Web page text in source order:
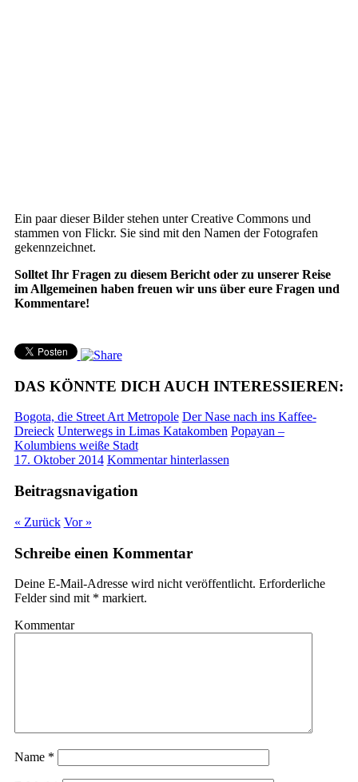
Ein paar dieser Bilder stehen unter Creative Commons und
stammen von Flickr. Sie sind mit den Namen der Fotografen
gekennzeichnet.
Solltet Ihr Fragen zu diesem Bericht oder zu unserer Reise
im Allgemeinen haben freuen wir uns über eure Fragen und
Kommentare!
DAS KÖNNTE DICH AUCH INTERESSIEREN:
Bogota, die Street Art Metropole Der Nase nach ins Kaffee-
Dreieck Unterwegs in Limas Katakomben Popayan –
Kolumbiens weiße Stadt
17. Oktober 2014 Kommentar hinterlassen
Beitragsnavigation
« Zurück Vor »
Schreibe einen Kommentar
Deine E-Mail-Adresse wird nicht veröffentlicht. Erforderliche
Felder sind mit * markiert.
Kommentar
Name *